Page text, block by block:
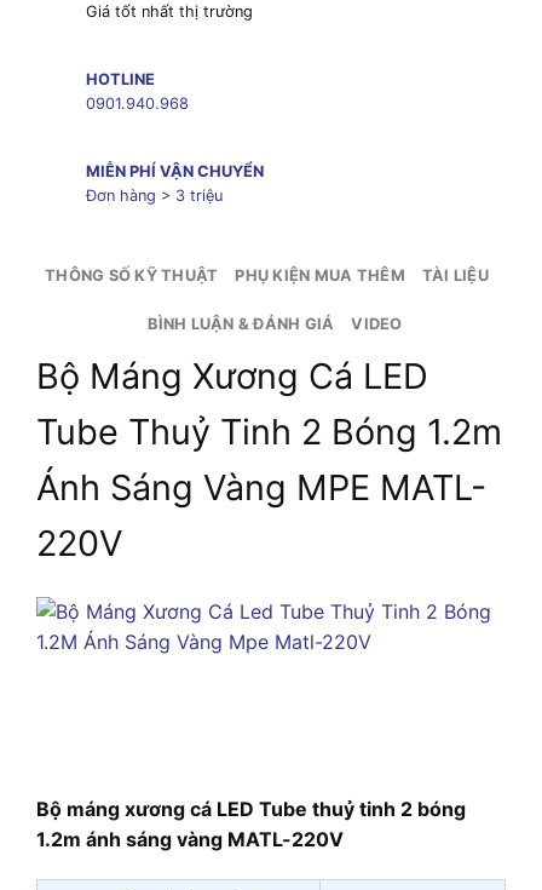
Giá tốt nhất thị trường
HOTLINE
0901.940.968
MIỄN PHÍ VẬN CHUYỂN
Đơn hàng > 3 triệu
THÔNG SỐ KỸ THUẬT PHỤ KIỆN MUA THÊM TÀI LIỆU
BÌNH LUẬN & ĐÁNH GIÁ VIDEO
Bộ Máng Xương Cá LED
Tube Thuỷ Tinh 2 Bóng 1.2m
Ánh Sáng Vàng MPE MATL-
220V
Bộ máng xương cá LED Tube thuỷ tinh 2 bóng
1.2m ánh sáng vàng MATL-220V